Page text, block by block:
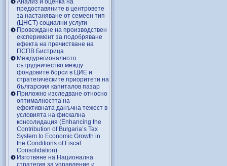
Анализ и оценка на
предоставяните в центровете
за настаняване от семеен тип
(ЦНСТ) социални услуги
Провеждане на производствен
експеримент за подобряване
ефекта на пречистване на
ПСПВ Бистрица
Междурегионалното
сътрудничество между
фондовите борси в ЦИЕ и
стратегическите приоритети на
българския капиталов пазар
Приложно изследване относно
оптималността на
ефективната данъчна тежест в
условията на фискална
консолидация (Enhancing the
Contribution of Bulgaria’s Tax
System to Economic Growth in
the Conditions of Fiscal
Consolidation)
Изготвяне на Национална
стратегия за управление и